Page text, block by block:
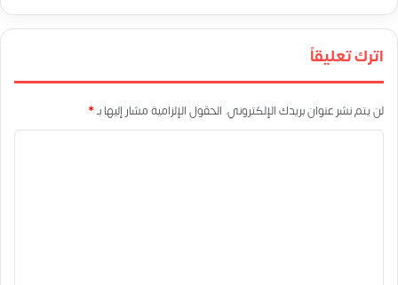
اترك تعليقاً
لن يتم نشر عنوان بريدك الإلكتروني. الحقول الإلزامية مشار إليها بـ*